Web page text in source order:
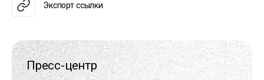
Пресс-центр
Экспорт ссылки